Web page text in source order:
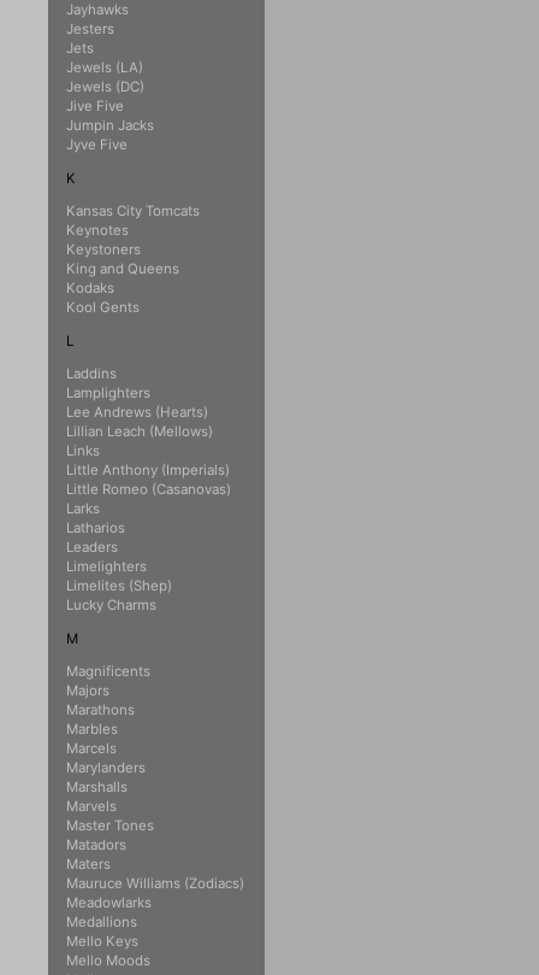
Jayhawks
Jesters
Jets
Jewels (LA)
Jewels (DC)
Jive Five
Jumpin Jacks
Jyve Five
K
Kansas City Tomcats
Keynotes
Keystoners
King and Queens
Kodaks
Kool Gents
L
Laddins
Lamplighters
Lee Andrews (Hearts)
Lillian Leach (Mellows)
Links
Little Anthony (Imperials)
Little Romeo (Casanovas)
Larks
Latharios
Leaders
Limelighters
Limelites (Shep)
Lucky Charms
M
Magnificents
Majors
Marathons
Marbles
Marcels
Marylanders
Marshalls
Marvels
Master Tones
Matadors
Maters
Mauruce Williams (Zodiacs)
Meadowlarks
Medallions
Mello Keys
Mello Moods